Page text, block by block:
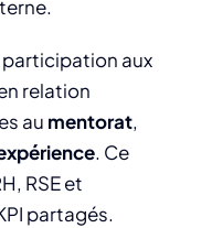
aux
relation
au mentorat,
. Ce
RSE et
partagés.